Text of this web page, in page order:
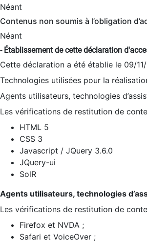
Néant
Contenus non soumis à l’obligation
Néant
- Établissement de cette déclaration
Cette déclaration a été établie le 09/
Technologies utilisées pour la
Agents utilisateurs, technologies
Les vérifications de restitution de
HTML 5
CSS 3
Javascript / JQuery 3.6.0
JQuery-ui
SolR
Agents utilisateurs, technologies
Les vérifications de restitution de
Firefox et NVDA ;
Safari et VoiceOver ;